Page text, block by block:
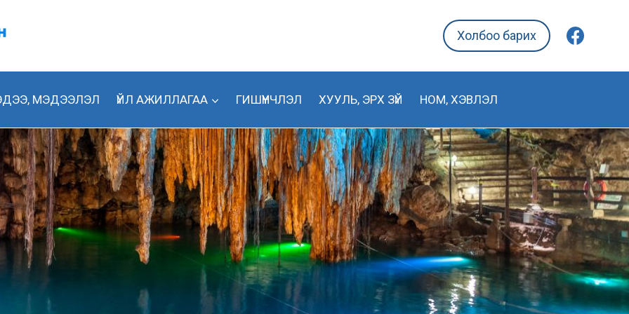
Холбоо барих
МЭДЭЭЛЭЛ ҮЙЛ АЖИЛЛАГАА ГИШҮҮНЧЛЭЛ ХУУЛЬ, ЭРХ ЗҮЙ НОМ, ХЭВЛЭЛ